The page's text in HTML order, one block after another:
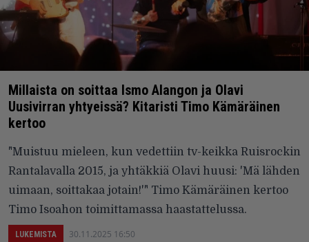
Millaista on soittaa Ismo Alangon ja Olavi
Uusivirran yhtyeissä? Kitaristi Timo Kämäräinen
kertoo
"Muistuu mieleen, kun vedettiin tv-keikka Ruisrockin
Rantalavalla 2015, ja yhtäkkiä Olavi huusi: 'Mä lähden
uimaan, soittakaa jotain!'" Timo Kämäräinen kertoo
Timo Isoahon toimittamassa haastattelussa.
LUKEMISTA 30.11.2025 16:50